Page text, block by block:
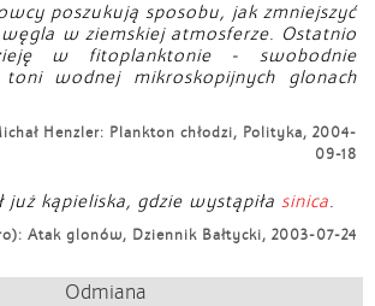
poszukują sposobu, jak zmniejszyć
w ziemskiej atmosferze. Ostatnio
w fitoplanktonie - swobodnie
wodnej mikroskopijnych glonach
Henzler: Plankton chłodzi, Polityka, 2004-
09-18
już kąpieliska, gdzie wystąpiła sinica.
Atak glonów, Dziennik Bałtycki, 2003-07-24
Odmiana